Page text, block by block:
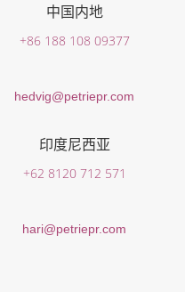
中国内地
+86 188 108 09377
hedvig@petriepr.com
印度尼西亚
+62 8120 712 571
hari@petriepr.com